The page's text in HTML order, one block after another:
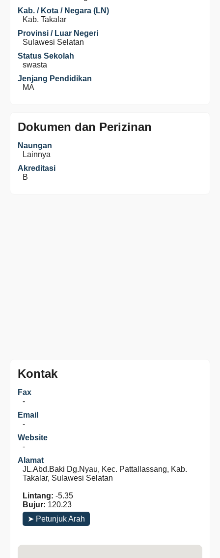
Kab. / Kota / Negara (LN)
Kab. Takalar
Provinsi / Luar Negeri
Sulawesi Selatan
Status Sekolah
swasta
Jenjang Pendidikan
MA
Dokumen dan Perizinan
Naungan
Lainnya
Akreditasi
B
Kontak
Fax
-
Email
-
Website
-
Alamat
JL.Abd.Baki Dg.Nyau, Kec. Pattallassang, Kab.
Takalar, Sulawesi Selatan
Lintang: -5.35
Bujur: 120.23
➤ Petunjuk Arah